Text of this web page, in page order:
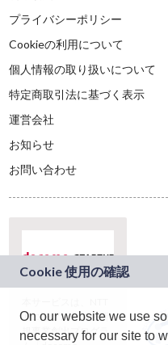
On our website we use
necessary for our site to
プライバシーポリシー
Cookieの利用について
個人情報の取り扱いについて
特定商取引法に基づく表示
運営会社
お知らせ
お問い合わせ
ドコモグループの新
規事業創出プログラ